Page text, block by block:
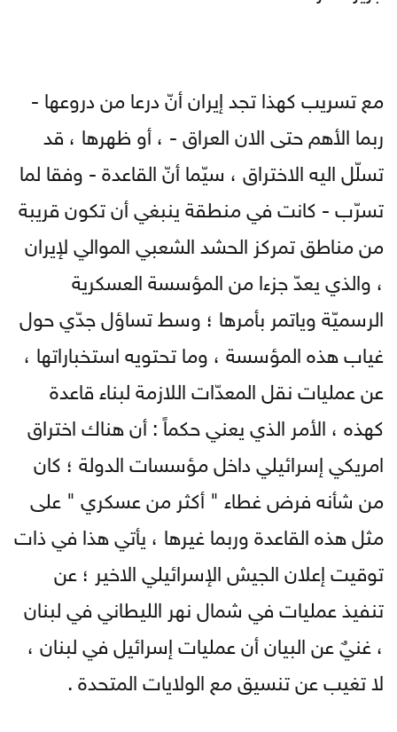
مع تسريب كهذا تجد إيران أنّ درعا من دروعها -
ربما الأهم حتى الان العراق - ، أو ظهرها ، قد
تسلّل اليه الاختراق ، سيّما أنّ القاعدة - وفقا لما
تسرّب - كانت في منطقة ينبغي أن تكون قريبة
من مناطق تمركز الحشد الشعبي الموالي لإيران
، والذي يعدّ جزءا من المؤسسة العسكرية
الرسميّة وياتمر بأمرها ؛ وسط تساؤل جدّي حول
غياب هذه المؤسسة ، وما تحتويه استخباراتها ،
عن عمليات نقل المعدّات اللازمة لبناء قاعدة
كهذه ، الأمر الذي يعني حكماً : أن هناك اختراق
امريكي إسرائيلي داخل مؤسسات الدولة ؛ كان
من شأنه فرض غطاء " أكثر من عسكري " على
مثل هذه القاعدة وربما غيرها ، يأتي هذا في ذات
توقيت إعلان الجيش الإسرائيلي الاخير ؛ عن
تنفيذ عمليات في شمال نهر الليطاني في لبنان
، غنيٌ عن البيان أن عمليات إسرائيل في لبنان ،
لا تغيب عن تنسيق مع الولايات المتحدة .